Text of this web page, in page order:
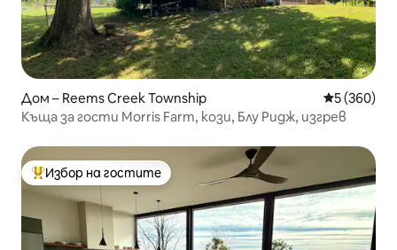
Дом – Reems Creek Township Средна
5 (360)
Къща за гости Morris Farm, кози, Блу Ридж, изгрев
Най-популярен избор на гостите
Избор на гостите